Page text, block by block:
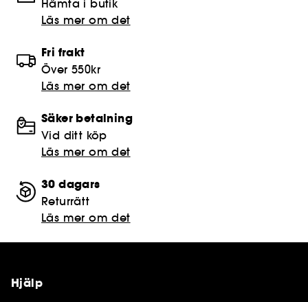
Hämta i butik​
Läs mer om det
Fri frakt
Över 550kr
Läs mer om det
Säker betalning
Vid ditt köp
Läs mer om det
30 dagars
Returrätt
Läs mer om det
Hjälp